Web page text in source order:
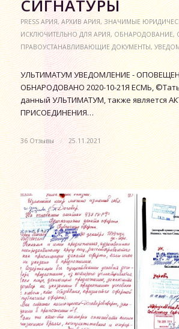
СИГНАТУРЫ
PRESS АРИЯ,АРХИВ АРИЯ,ЗНАЧИМЫЕ
ИСКЛЮЧИТЕЛЬНО ДЛЯ АРИЯ,ОБНАРОДОВАНИЕ,
ПРАВОУСТАНАВЛИВАЮЩИЕ ДОКУМЕНТЫ,
УЛЬТИМАТУМ УВЕДОМЛЕНИЕ -
ОБНАРОДОВАНО 2020-10-21Я ЕСМЬ,
данный УЛЬТИМАТУМ, также является
ПРИСОЕДИНЕНИЯ…
36 Отзывы / 25.11.2021